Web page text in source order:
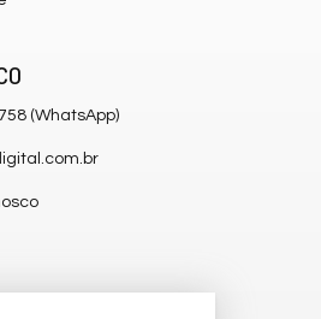
(WhatsApp)